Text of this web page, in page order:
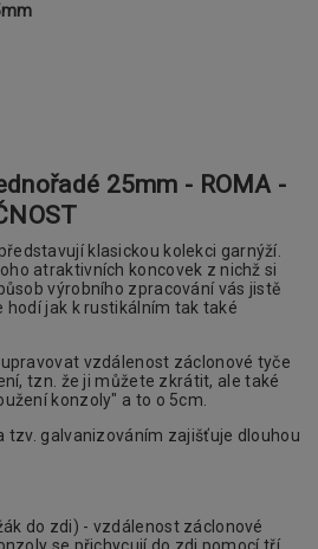
25mm - ROMA -
klasickou kolekci garnýží.
atraktivních koncovek z nichž si
výrobního zpracování vás jistě
hodí jak k rustikálním tak také
vzdálenost záclonové tyče
tzn. že ji můžete zkrátit, ale také
konzoly" a to o 5cm.
tzv. galvanizováním zajišťuje dlouhou
do zdi) - vzdálenost záclonové